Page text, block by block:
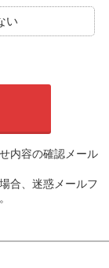
い
内容の確認メール
合、迷惑メールフ